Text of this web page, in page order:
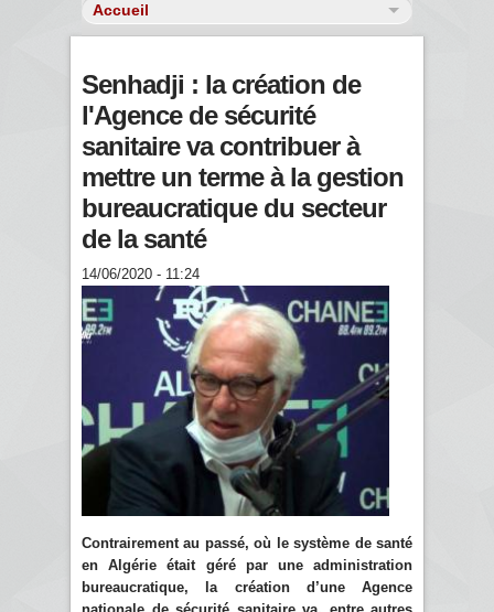
Senhadji : la création de
l'Agence de sécurité
sanitaire va contribuer à
mettre un terme à la gestion
bureaucratique du secteur
de la santé
14/06/2020 - 11:24
Contrairement au passé, où le système de santé
en Algérie était géré par une administration
bureaucratique, la création d’une Agence